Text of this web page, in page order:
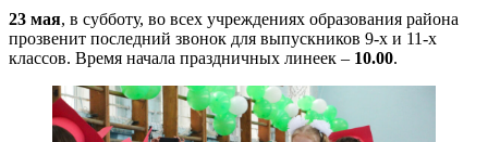
23 мая, в субботу, во всех учреждениях образования района
прозвенит последний звонок для выпускников 9-х и 11-х
классов. Время начала праздничных линеек – 10.00.